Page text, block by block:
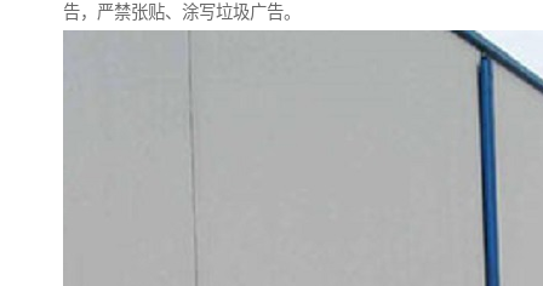
告，严禁张贴、涂写垃圾广告。